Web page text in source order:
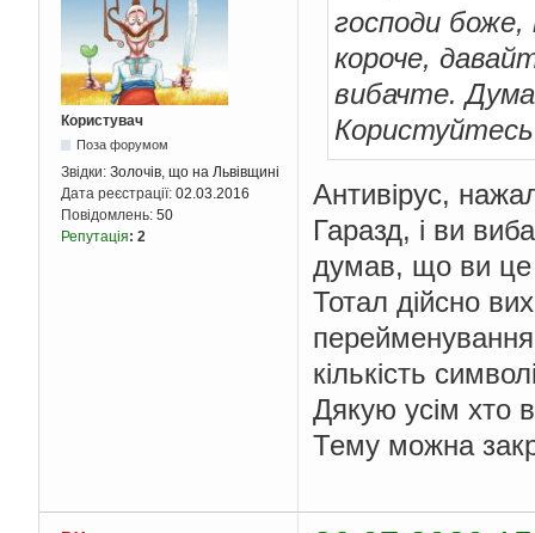
Користувач
Поза форумом
Звідки: Золочів, що на Львівщині
Дата реєстрації: 02.03.2016
Повідомлень: 50
Репутація: 2
господи
короче,
вибачте.
Антивірус,
Гаразд, і ви
думав, що ви це
Тотал дійсно
кількість
Дякую усім хто
Тему можна